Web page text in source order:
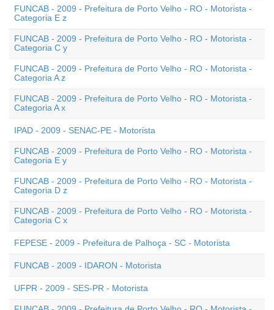
FUNCAB - 2009 - Prefeitura de Porto Velho - RO - Motorista -
Categoria E z
FUNCAB - 2009 - Prefeitura de Porto Velho - RO - Motorista -
Categoria C y
FUNCAB - 2009 - Prefeitura de Porto Velho - RO - Motorista -
Categoria A z
FUNCAB - 2009 - Prefeitura de Porto Velho - RO - Motorista -
Categoria A x
IPAD - 2009 - SENAC-PE - Motorista
FUNCAB - 2009 - Prefeitura de Porto Velho - RO - Motorista -
Categoria E y
FUNCAB - 2009 - Prefeitura de Porto Velho - RO - Motorista -
Categoria D z
FUNCAB - 2009 - Prefeitura de Porto Velho - RO - Motorista -
Categoria C x
FEPESE - 2009 - Prefeitura de Palhoça - SC - Motorista
FUNCAB - 2009 - IDARON - Motorista
UFPR - 2009 - SES-PR - Motorista